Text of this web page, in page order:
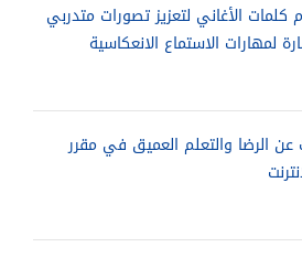
كلمات الأغاني لتعزيز تصورات متدربي
لمهارات الاستماع الانعكاسية
الرضا والتعلم العميق في مقرر